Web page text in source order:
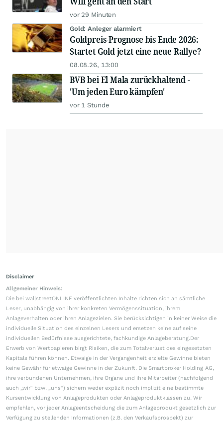
vor 29 Minuten
Gold: Anleger alarmiert
Goldpreis-Prognose bis Ende 2026:
Startet Gold jetzt eine neue Rallye?
08.08.26, 13:00
BVB bei El Mala zurückhaltend -
'Um jeden Euro kämpfen'
vor 1 Stunde
Disclaimer
Allgemeiner Hinweis:
Die bei wallstreetONLINE veröffentlichten Inhalte richten sich an sämtliche
Leser, unabhängig von ihrer konkreten Vermögenssituation, ihrem
Anlageverhalten oder ihren Anlagezielen. Sie berücksichtigen in keiner Weise die
individuelle Situation des einzelnen Lesers und ersetzen keine auf seine
individuellen Bedürfnisse ausgerichtete, fachkundige Anlageberatung.Der
Erwerb von Wertpapieren birgt Risiken, die zum Totalverlust des eingesetzten
Kapitals führen können. Etwaige in der Vergangenheit erzielte Gewinne bieten
keine Gewähr für etwaige Gewinne in der Zukunft. Die Smartbroker Holding AG,
ihre verbundenen Unternehmen, ihre Organe und ihre Mitarbeiter (nachfolgend
auch „wir“ bzw. „uns“) sichern weder explizit noch implizit eine bestimmte
Kursentwicklung von Anlageprodukten oder Anlageproduktklassen zu. Wir
empfehlen, vor jeder Anlageentscheidung die zum Anlageprodukt gesetzlich zur
Verfügung zu stellenden Informationen (z.B. den Verkaufsprospekt) zur